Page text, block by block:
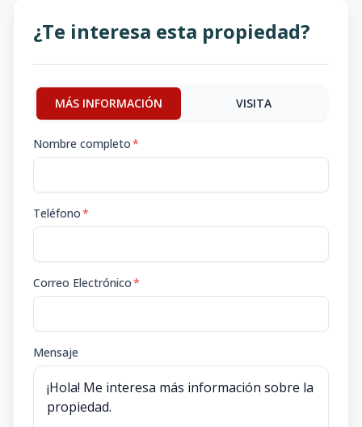
¿Te interesa esta propiedad?
MÁS INFORMACIÓN VISITA
Nombre completo*
Teléfono*
Correo Electrónico*
Mensaje